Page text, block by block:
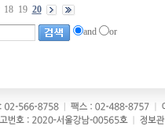
18 19 20
and or